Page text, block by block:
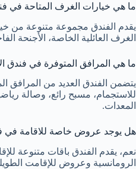
ما هي خيارات الغرف المتاحة في
يقدم الفندق مجموعة متنوعة من
الغرف العائلية الخاصة، الأجنحة
ما هي المرافق المتوفرة في فندق
يتضمن الفندق العديد من
للاستجمام، مسبح رائع، وصالة
المعدات.
هل يوجد عروض خاصة للاقامة في
نعم، يقدم الفندق باقات متنوعة
الرومانسية وعروض للإقامت